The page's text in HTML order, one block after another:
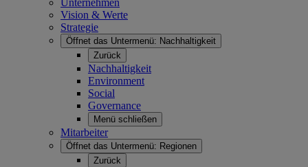
Unternehmen
Vision & Werte
Strategie
Öffnet das Untermenü: Nachhaltigkeit
Zurück
Nachhaltigkeit
Environment
Social
Governance
Menü schließen
Mitarbeiter
Öffnet das Untermenü: Regionen
Zurück